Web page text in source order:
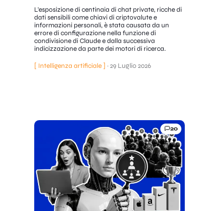
L'esposizione di centinaia di chat private, ricche di
dati sensibili come chiavi di criptovalute e
informazioni personali, è stata causata da un
errore di configurazione nella funzione di
condivisione di Claude e dalla successiva
indicizzazione da parte dei motori di ricerca.
[ Intelligenza artificiale ] ·29 Luglio 2026
20